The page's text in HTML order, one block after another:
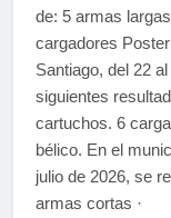
de: 5 armas
cargadores
Santiago, del 22
siguientes
cartuchos. 6
bélico. En el
julio de 2026,
armas cortas ·